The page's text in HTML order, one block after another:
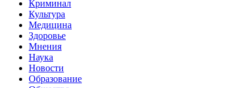
Криминал
Культура
Медицина
Здоровье
Current
Page:
Мнения
Наука
Новости
Образование